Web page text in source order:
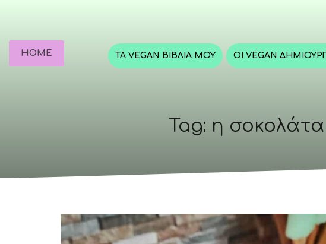
ΤΑ VEGAN ΒΙΒΛΊΑ ΜΟΥ ΟΙ VEGAN
HOME
Tag: η